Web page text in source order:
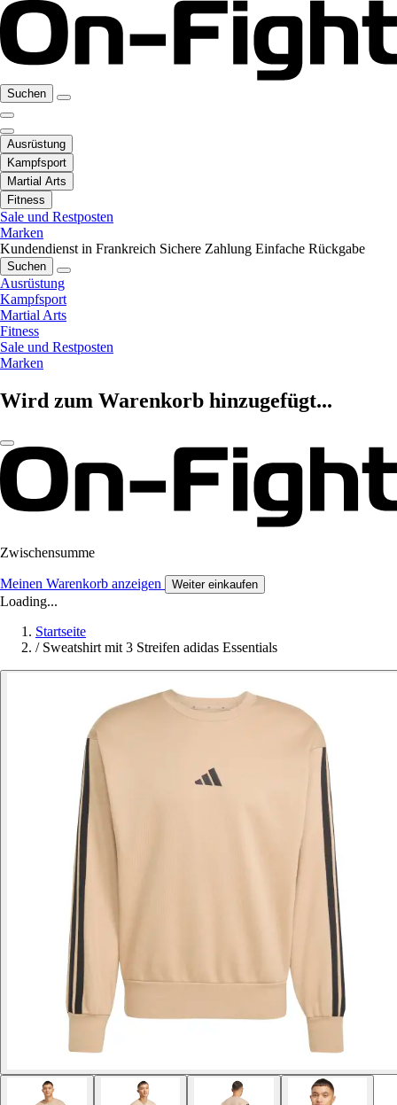
Suchen
Ausrüstung
Kampfsport
Martial Arts
Fitness
Sale und Restposten
Marken
Kundendienst in Frankreich Sichere Zahlung Einfache Rückgabe
Suchen
Ausrüstung
Kampfsport
Martial Arts
Fitness
Sale und Restposten
Marken
Wird zum Warenkorb hinzugefügt...
Zwischensumme
Meinen Warenkorb anzeigen Weiter einkaufen
Loading...
Startseite
/ Sweatshirt mit 3 Streifen adidas Essentials